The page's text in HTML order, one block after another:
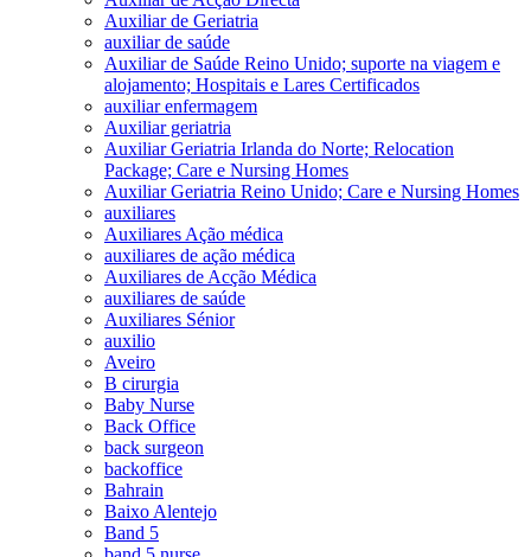
Auxiliar de Geriatria
auxiliar de saúde
Auxiliar de Saúde Reino Unido; suporte na viagem e
alojamento; Hospitais e Lares Certificados
auxiliar enfermagem
Auxiliar geriatria
Auxiliar Geriatria Irlanda do Norte; Relocation
Package; Care e Nursing Homes
Auxiliar Geriatria Reino Unido; Care e Nursing Homes
auxiliares
Auxiliares Ação médica
auxiliares de ação médica
Auxiliares de Acção Médica
auxiliares de saúde
Auxiliares Sénior
auxilio
Aveiro
B cirurgia
Baby Nurse
Back Office
back surgeon
backoffice
Bahrain
Baixo Alentejo
Band 5